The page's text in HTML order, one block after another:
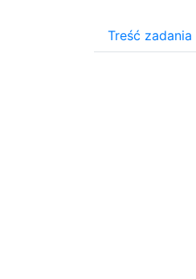
Treść zadania